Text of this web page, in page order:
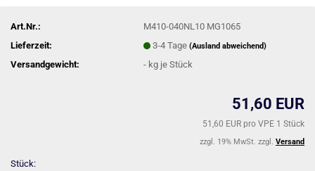
Art.Nr.:
M410-040NL10 MG1065
Lieferzeit:
3-4 Tage(Ausland abweichend)
Versandgewicht: - kg je Stück
51,60 EUR
51,60 EUR pro VPE 1 Stück
zzgl. 19% MwSt. zzgl. Versand
Stück: